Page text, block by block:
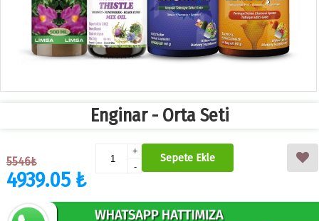
Enginar - Orta Seti
5546₺
4939.05 ₺
+
-
Sepete Ekle